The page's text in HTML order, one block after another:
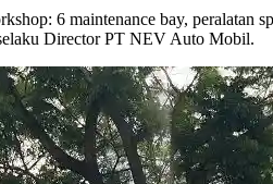
6 maintenance bay, peralatan
Director PT NEV Auto Mobil.